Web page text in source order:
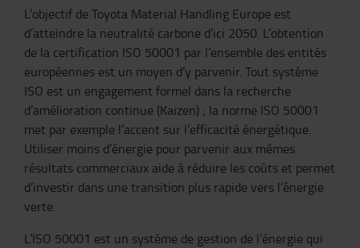
L’objectif de Toyota Material Handling Europe est
d’atteindre la neutralité carbone d’ici 2050. L’obtention
de la certification ISO 50001 par l’ensemble des entités
européennes est un moyen d’y parvenir. Tout système
ISO est un engagement formel dans la recherche
d’amélioration continue (Kaizen) ; la norme ISO 50001
met par exemple l’accent sur l’efficacité énergétique.
Utiliser moins d’énergie pour parvenir aux mêmes
résultats commerciaux aide à réduire les coûts et permet
d’investir dans une transition plus rapide vers l’énergie
verte.
L’ISO 50001 est un système de gestion de l’énergie qui